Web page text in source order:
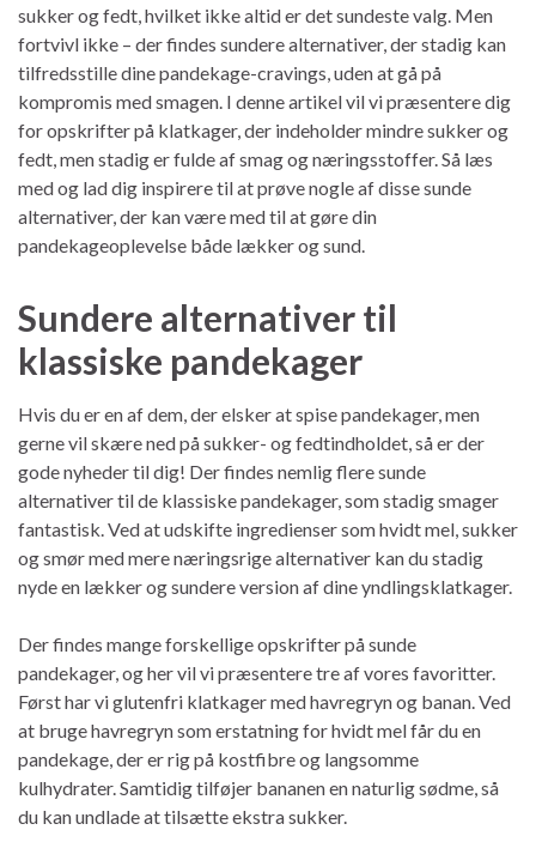
sukker og fedt, hvilket ikke altid er det sundeste valg. Men
fortvivl ikke – der findes sundere alternativer, der stadig kan
tilfredsstille dine pandekage-cravings, uden at gå på
kompromis med smagen. I denne artikel vil vi præsentere dig
for opskrifter på klatkager, der indeholder mindre sukker og
fedt, men stadig er fulde af smag og næringsstoffer. Så læs
med og lad dig inspirere til at prøve nogle af disse sunde
alternativer, der kan være med til at gøre din
pandekageoplevelse både lækker og sund.
Sundere alternativer til
klassiske pandekager
Hvis du er en af dem, der elsker at spise pandekager, men
gerne vil skære ned på sukker- og fedtindholdet, så er der
gode nyheder til dig! Der findes nemlig flere sunde
alternativer til de klassiske pandekager, som stadig smager
fantastisk. Ved at udskifte ingredienser som hvidt mel, sukker
og smør med mere næringsrige alternativer kan du stadig
nyde en lækker og sundere version af dine yndlingsklatkager.
Der findes mange forskellige opskrifter på sunde
pandekager, og her vil vi præsentere tre af vores favoritter.
Først har vi glutenfri klatkager med havregryn og banan. Ved
at bruge havregryn som erstatning for hvidt mel får du en
pandekage, der er rig på kostfibre og langsomme
kulhydrater. Samtidig tilføjer bananen en naturlig sødme, så
du kan undlade at tilsætte ekstra sukker.